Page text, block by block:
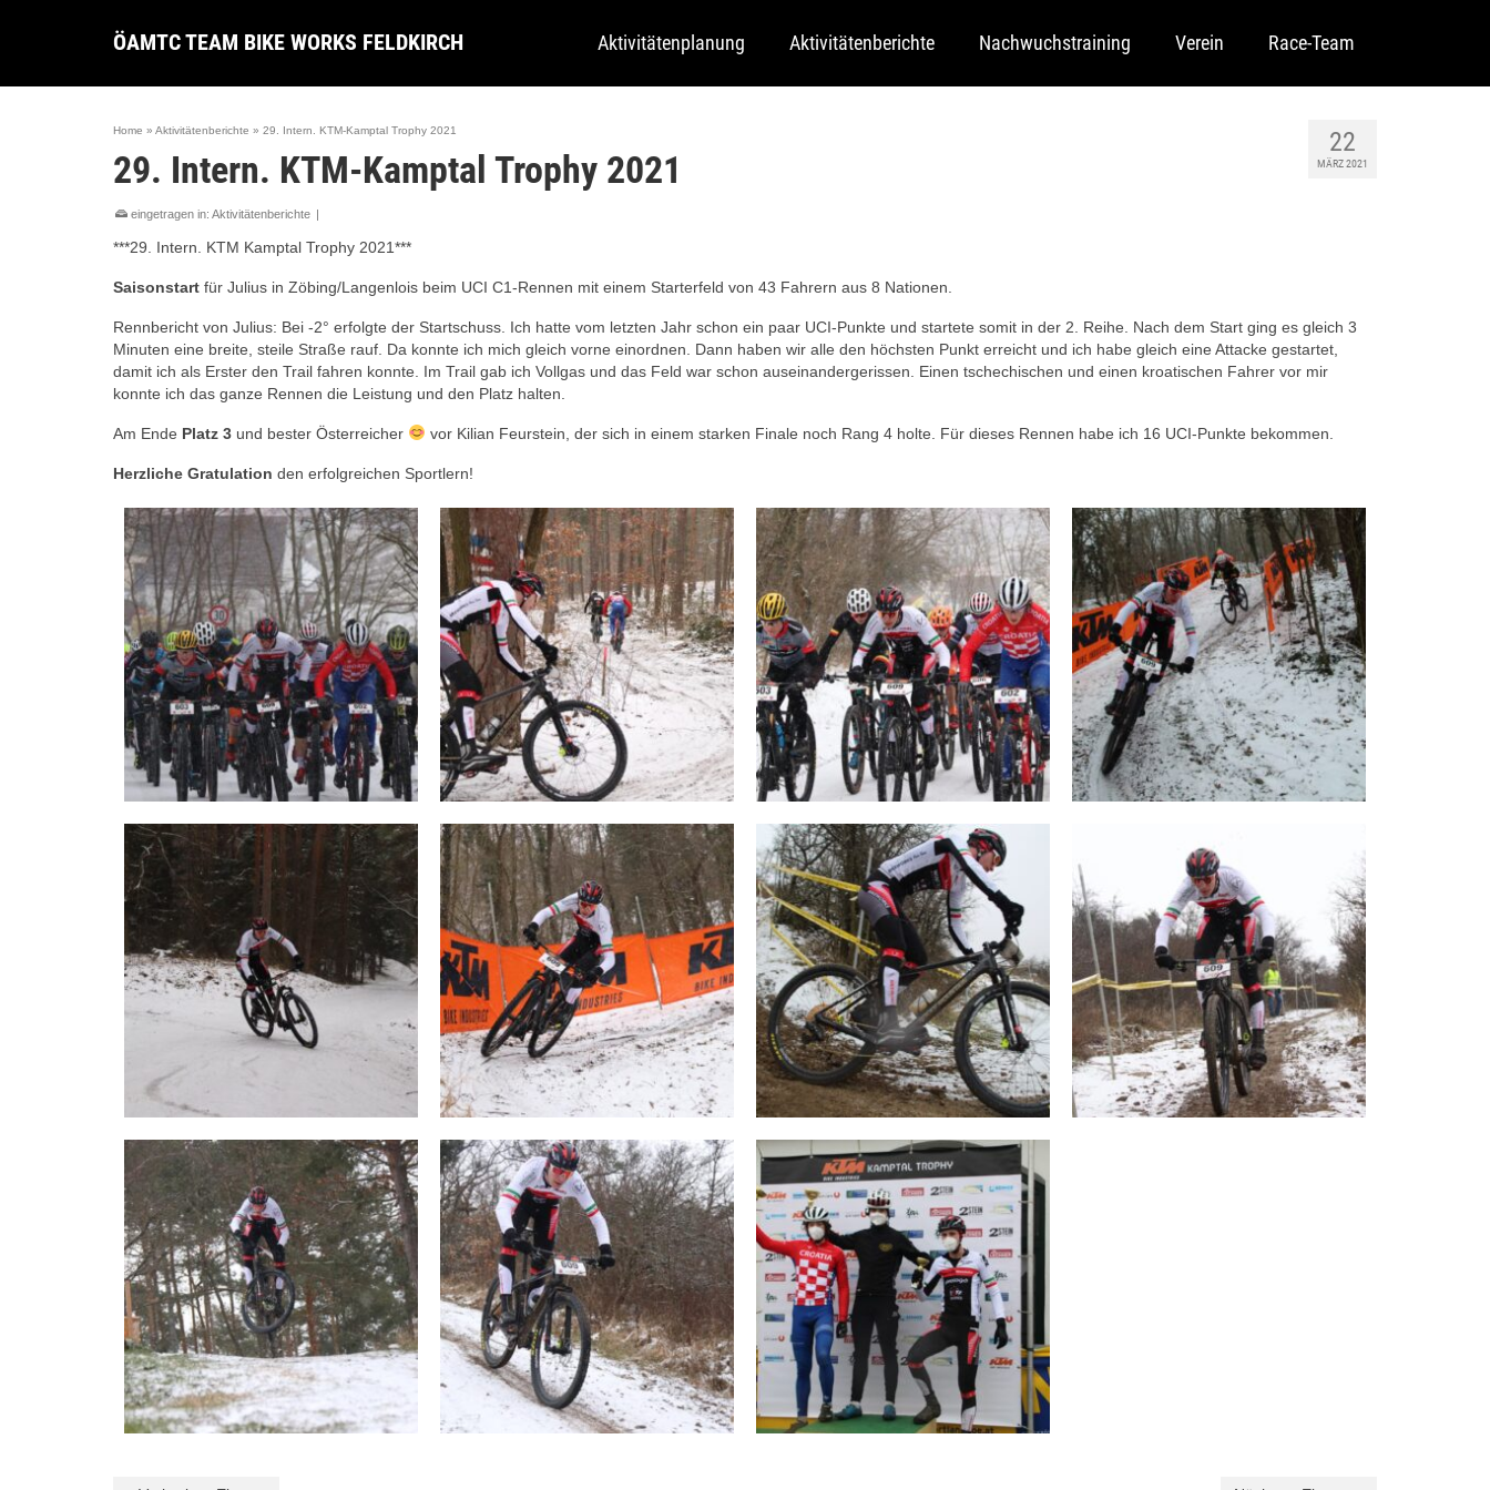
ÖAMTC TEAM BIKE WORKS FELDKIRCH Aktivitätenplanung Aktivitätenberichte Nachwuchstraining Verein Race-Team
22
MÄRZ 2021
Home » Aktivitätenberichte » 29. Intern. KTM-Kamptal Trophy 2021
29. Intern. KTM-Kamptal Trophy 2021
eingetragen in: Aktivitätenberichte |
***29. Intern. KTM Kamptal Trophy 2021***
Saisonstart für Julius in Zöbing/Langenlois beim UCI C1-Rennen mit einem Starterfeld von 43 Fahrern aus 8 Nationen.
Rennbericht von Julius: Bei -2° erfolgte der Startschuss. Ich hatte vom letzten Jahr schon ein paar UCI-Punkte und startete somit in der 2. Reihe. Nach dem Start ging es gleich 3
Minuten eine breite, steile Straße rauf. Da konnte ich mich gleich vorne einordnen. Dann haben wir alle den höchsten Punkt erreicht und ich habe gleich eine Attacke gestartet,
damit ich als Erster den Trail fahren konnte. Im Trail gab ich Vollgas und das Feld war schon auseinandergerissen. Einen tschechischen und einen kroatischen Fahrer vor mir
konnte ich das ganze Rennen die Leistung und den Platz halten.
Am Ende Platz 3 und bester Österreicher vor Kilian Feurstein, der sich in einem starken Finale noch Rang 4 holte. Für dieses Rennen habe ich 16 UCI-Punkte bekommen.
Herzliche Gratulation den erfolgreichen Sportlern!